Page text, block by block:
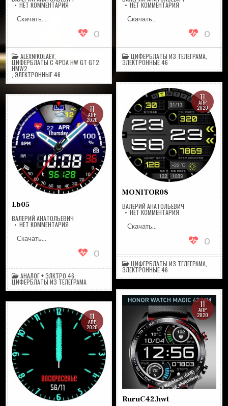
НЕТ КОММЕНТАРИЯНА
WP_D22B_V4_ALEX
Скачать…
0
ALEXNIKOLAEV
ЦИФЕРБЛАТЫ С 4PDA HW GT GT2
HMW2
,ЭЛЕКТРОННЫЕ 46
НЕТ КОММЕНТАРИЯНА
Скачать…
0
ЦИФЕРБЛАТЫ ИЗ ТЕЛЕГРАМА
ЭЛЕКТРОННЫЕ 46
11
АПР
2020
MONITOR08
ВАЛЕРИЙ АНАТОЛЬЕВИЧ
НЕТ КОММЕНТАРИЯНА
Скачать…
0
ЦИФЕРБЛАТЫ ИЗ ТЕЛЕГРАМА
ЭЛЕКТРОННЫЕ 46
11
АПР
2020
Lb05
ВАЛЕРИЙ АНАТОЛЬЕВИЧ
НЕТ КОММЕНТАРИЯНА
Скачать…
0
АНАЛОГ + ЭЛКТРО 46
ЦИФЕРБЛАТЫ ИЗ ТЕЛЕГРАМА
11
АПР
2020
RuruC42.hwt
11
АПР
2020